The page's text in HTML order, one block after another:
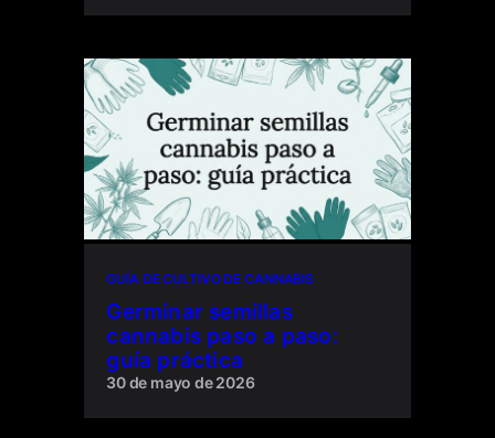
GUÍA DE CULTIVO DE CANNABIS
Germinar semillas
cannabis paso a paso:
guía práctica
30 de mayo de 2026